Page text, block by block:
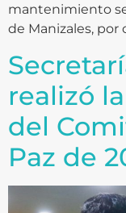
mantenimiento
de Manizales, por
realizó
del
Paz de